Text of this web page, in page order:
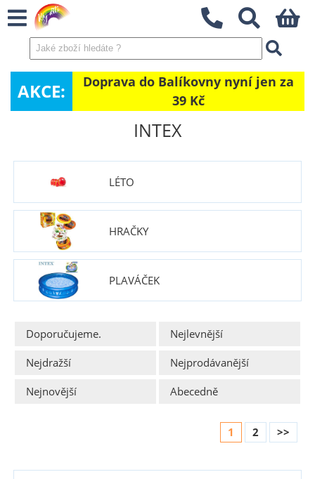
AKCE:
Doprava do Balíkovny nyní jen za
39 Kč
INTEX
LÉTO
HRAČKY
PLAVÁČEK
Doporučujeme.
Nejlevnější
Nejdražší
Nejprodávanější
Nejnovější
Abecedně
1 2 >>